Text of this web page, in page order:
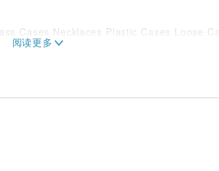
Cases Necklaces Plastic Cases Loose
Zippers Display Miniature Acrylic Stage